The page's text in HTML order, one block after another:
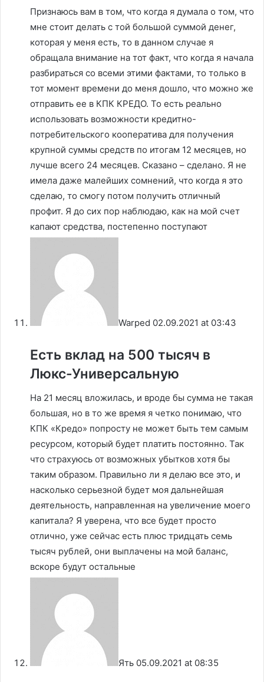
Признаюсь вам в том, что когда я думала о том, что
мне стоит делать с той большой суммой денег,
которая у меня есть, то в данном случае я
обращала внимание на тот факт, что когда я начала
разбираться со всеми этими фактами, то только в
тот момент времени до меня дошло, что можно же
отправить ее в КПК КРЕДО. То есть реально
использовать возможности кредитно-
потребительского кооператива для получения
крупной суммы средств по итогам 12 месяцев, но
лучше всего 24 месяцев. Сказано – сделано. Я не
имела даже малейших сомнений, что когда я это
сделаю, то смогу потом получить отличный
профит. Я до сих пор наблюдаю, как на мой счет
капают средства, постепенно поступают
Warped 02.09.2021 at 03:43
Есть вклад на 500 тысяч в
Люкс-Универсальную
На 21 месяц вложилась, и вроде бы сумма не такая
большая, но в то же время я четко понимаю, что
КПК «Кредо» попросту не может быть тем самым
ресурсом, который будет платить постоянно. Так
что страхуюсь от возможных убытков хотя бы
таким образом. Правильно ли я делаю все это, и
насколько серьезной будет моя дальнейшая
деятельность, направленная на увеличение моего
капитала? Я уверена, что все будет просто
отлично, уже сейчас есть плюс тридцать семь
тысяч рублей, они выплачены на мой баланс,
вскоре будут остальные
Ять 05.09.2021 at 08:35